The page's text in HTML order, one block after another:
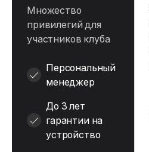
Множество
привилегий для
участников клуба
Персональный
менеджер
До 3 лет
гарантии на
устройство